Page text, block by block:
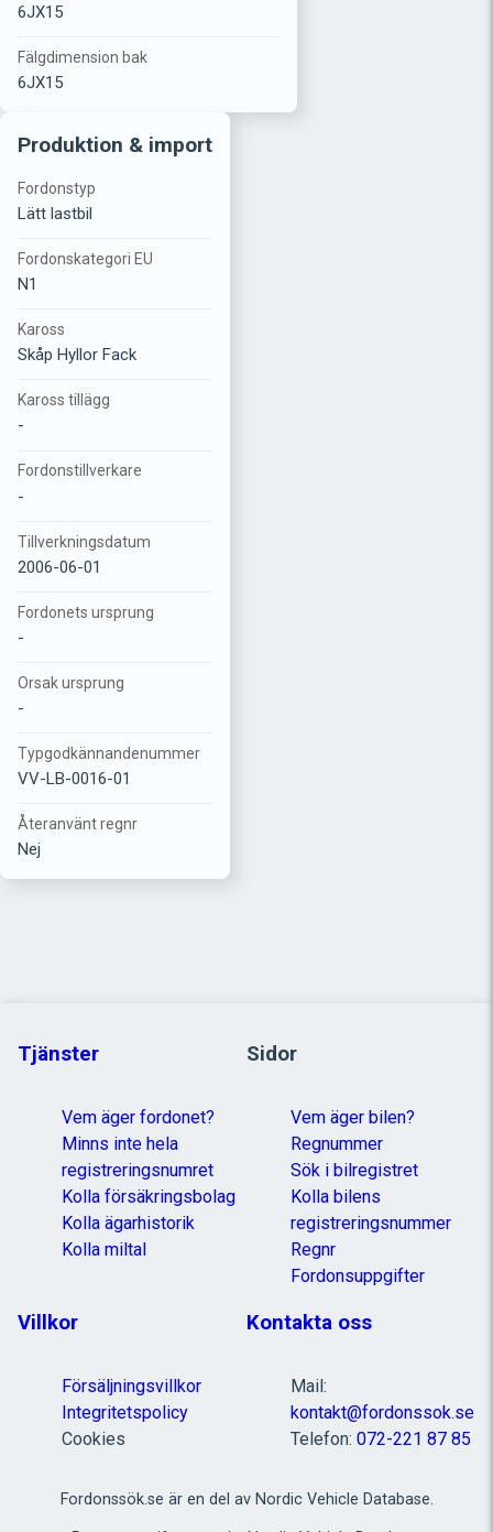
6JX15
Fälgdimension bak
6JX15
Produktion & import
Fordonstyp
Lätt lastbil
Fordonskategori EU
N1
Kaross
Skåp Hyllor Fack
Kaross tillägg
-
Fordonstillverkare
-
Tillverkningsdatum
2006-06-01
Fordonets ursprung
-
Orsak ursprung
-
Typgodkännandenummer
VV-LB-0016-01
Återanvänt regnr
Nej
Tjänster
Vem äger fordonet?
Minns inte hela
registreringsnumret
Kolla försäkringsbolag
Kolla ägarhistorik
Kolla miltal
Sidor
Vem äger bilen?
Regnummer
Sök i bilregistret
Kolla bilens
registreringsnummer
Regnr
Fordonsuppgifter
Villkor
Försäljningsvillkor
Integritetspolicy
Cookies
Kontakta oss
Mail:
kontakt@fordonssok.se
Telefon: 072-221 87 85
Fordonssök.se är en del av Nordic Vehicle Database.